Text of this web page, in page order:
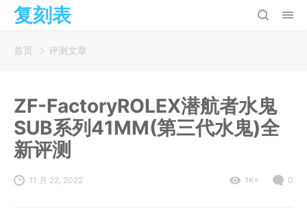
复刻表
首页 评测文章
ZF-FactoryROLEX潜航者水鬼
SUB系列41MM(第三代水鬼)全
新评测
11 月 22, 2022 1K+ 0